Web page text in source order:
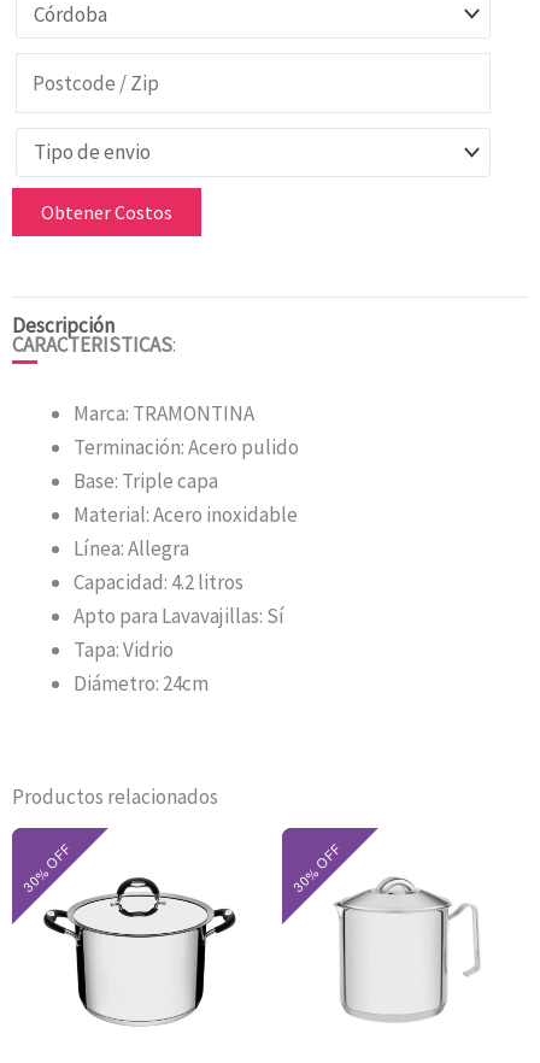
Obtener Costos
Descripción
CARACTERISTICAS:
Marca: TRAMONTINA
Terminación: Acero pulido
Base: Triple capa
Material: Acero inoxidable
Línea: Allegra
Capacidad: 4.2 litros
Apto para Lavavajillas: Sí
Tapa: Vidrio
Diámetro: 24cm
Productos relacionados
El
original
era:
$116.300.
actual
es:
$76.790.
precio
original
era:
actual
es: